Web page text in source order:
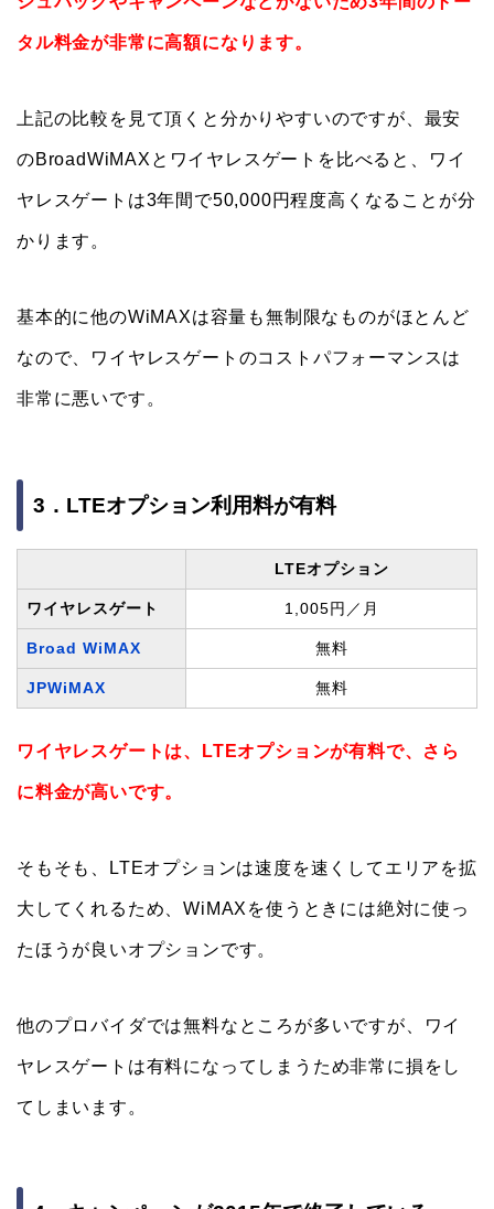
タル料金が非常に高額になります。
上記の比較を見て頂くと分かりやすいのですが、最安
のBroadWiMAXとワイヤレスゲートを比べると、ワイ
ヤレスゲートは3年間で50,000円程度高くなることが分
かります。
基本的に他のWiMAXは容量も無制限なものがほとんど
なので、ワイヤレスゲートのコストパフォーマンスは
非常に悪いです。
3．LTEオプション利用料が有料
LTEオプション
ワイヤレスゲート 1,005円／月
Broad WiMAX 無料
JPWiMAX 無料
ワイヤレスゲートは、LTEオプションが有料で、さら
に料金が高いです。
そもそも、LTEオプションは速度を速くしてエリアを拡
大してくれるため、WiMAXを使うときには絶対に使っ
たほうが良いオプションです。
他のプロバイダでは無料なところが多いですが、ワイ
ヤレスゲートは有料になってしまうため非常に損をし
てしまいます。